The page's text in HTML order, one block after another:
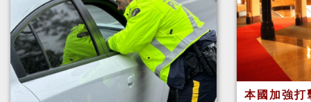
本國加強打